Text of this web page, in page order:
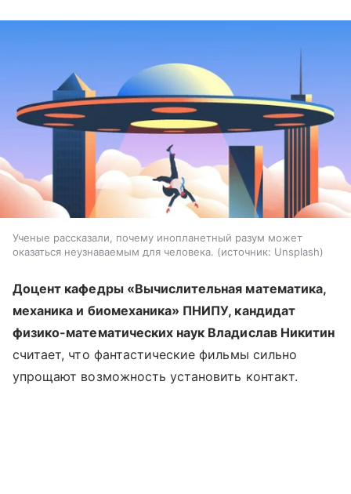
Ученые рассказали, почему инопланетный разум может
оказаться неузнаваемым для человека.
источник: Unsplash
Доцент кафедры «Вычислительная математика,
механика и биомеханика» ПНИПУ, кандидат
физико-математических наук Владислав Никитин
считает, что фантастические фильмы сильно
упрощают возможность установить контакт.